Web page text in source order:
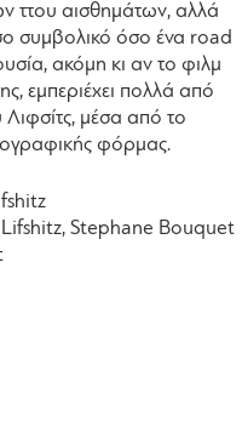
ττου αισθημάτων, αλλά
συμβολικό όσο ένα road
ακόμη κι αν το φιλμ
εμπεριέχει πολλά από
Λιφσίτς, μέσα από το
φόρμας.
Stephane Bouquet